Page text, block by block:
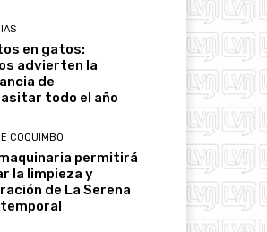
en gatos:
advierten la
de
todo el año
COQUIMBO
permitirá
la limpieza y
de La Serena